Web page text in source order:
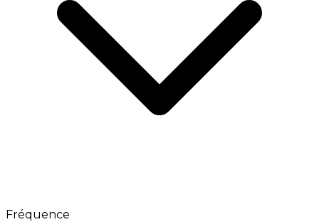
Fréquence